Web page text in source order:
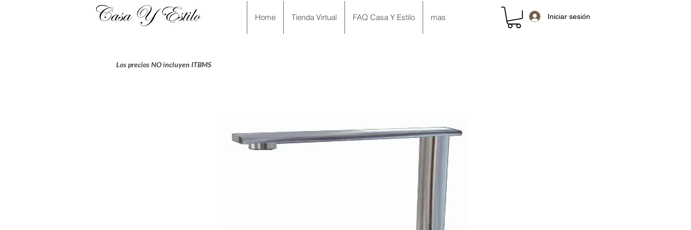
Home Tienda Virtual FAQ Casa Y Estilo mas Iniciar sesión
Los precios NO incluyen ITBMS